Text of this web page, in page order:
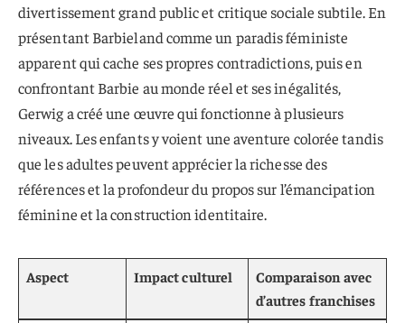
divertissement grand public et critique sociale subtile. En
présentant Barbieland comme un paradis féministe
apparent qui cache ses propres contradictions, puis en
confrontant Barbie au monde réel et ses inégalités,
Gerwig a créé une œuvre qui fonctionne à plusieurs
niveaux. Les enfants y voient une aventure colorée tandis
que les adultes peuvent apprécier la richesse des
références et la profondeur du propos sur l’émancipation
féminine et la construction identitaire.
Aspect Impact culturel
Comparaison avec
d’autres franchises